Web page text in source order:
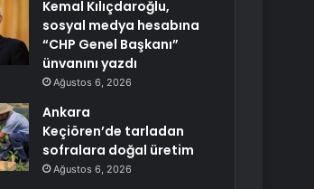
Kemal Kılıçdaroğlu,
sosyal medya hesabına
“CHP Genel Başkanı”
ünvanını yazdı
Ağustos 6, 2026
Ankara
Keçiören’de tarladan
sofralara doğal üretim
Ağustos 6, 2026